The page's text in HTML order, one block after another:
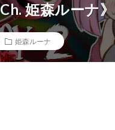
姫森ルーナ》
姫森ルーナ